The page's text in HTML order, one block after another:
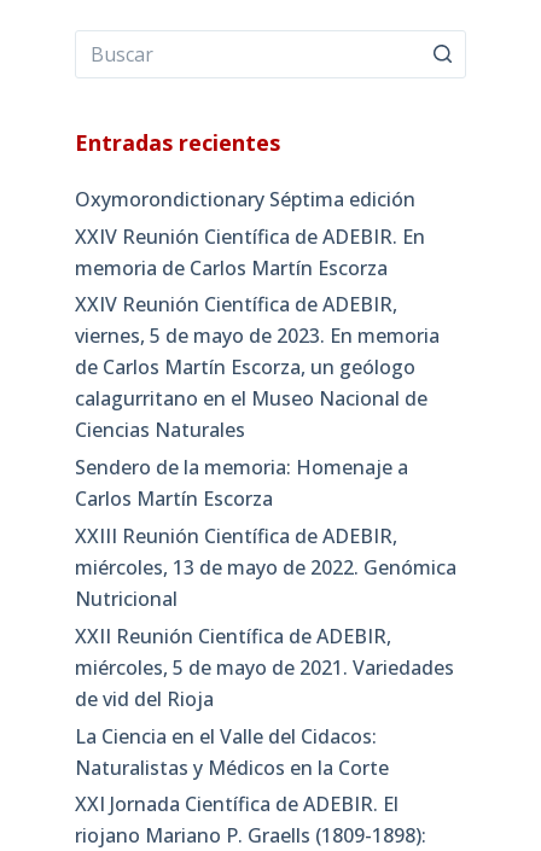
Entradas recientes
Oxymorondictionary Séptima edición
XXIV Reunión Científica de ADEBIR. En
memoria de Carlos Martín Escorza
XXIV Reunión Científica de ADEBIR,
viernes, 5 de mayo de 2023. En memoria
de Carlos Martín Escorza, un geólogo
calagurritano en el Museo Nacional de
Ciencias Naturales
Sendero de la memoria: Homenaje a
Carlos Martín Escorza
XXIII Reunión Científica de ADEBIR,
miércoles, 13 de mayo de 2022. Genómica
Nutricional
XXII Reunión Científica de ADEBIR,
miércoles, 5 de mayo de 2021. Variedades
de vid del Rioja
La Ciencia en el Valle del Cidacos:
Naturalistas y Médicos en la Corte
XXI Jornada Científica de ADEBIR. El
riojano Mariano P. Graells (1809-1898):